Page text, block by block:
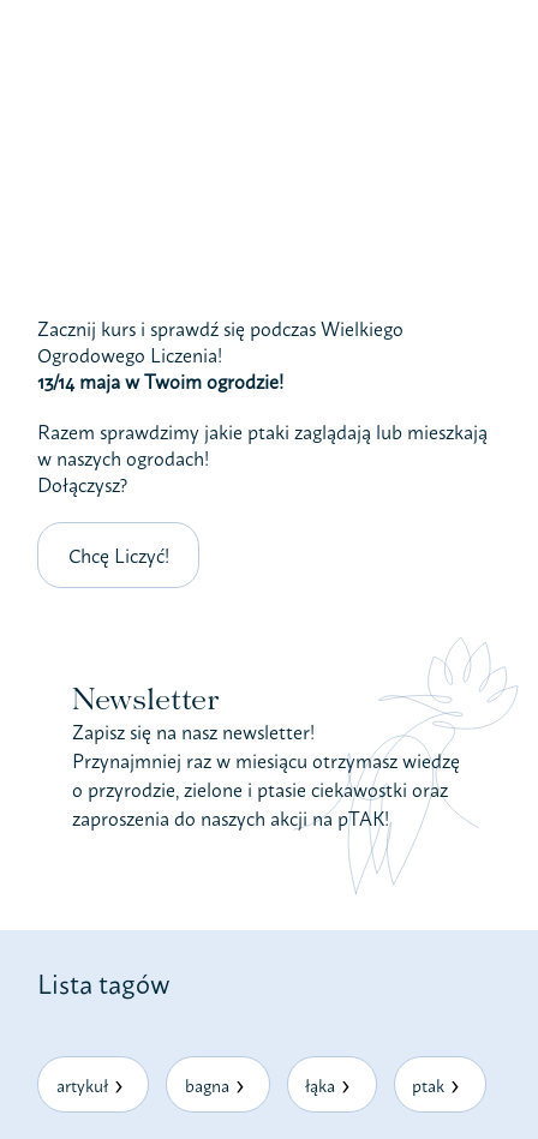
Zacznij kurs i sprawdź się podczas Wielkiego
Ogrodowego Liczenia!
13/14 maja w Twoim ogrodzie!
Razem sprawdzimy jakie ptaki zaglądają lub mieszkają
w naszych ogrodach!
Dołączysz?
Chcę Liczyć!
Newsletter
Zapisz się na nasz newsletter!
Przynajmniej raz w miesiącu otrzymasz wiedzę
o przyrodzie, zielone i ptasie ciekawostki oraz
zaproszenia do naszych akcji na pTAK!
Lista tagów
artykuł bagna łąka ptak